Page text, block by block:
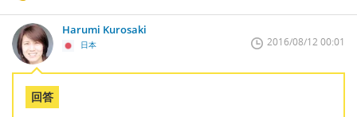
Harumi Kurosaki
日本 2016/08/12 00:01
回答